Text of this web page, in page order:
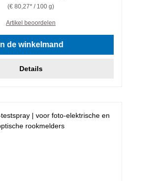
(€ 80,27* / 100 g)
Artikel beoordelen
In de winkelmand
Details